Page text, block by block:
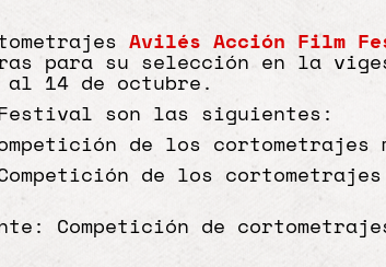
Avilés Acción Film
para su selección en la
14 de octubre.
son las siguientes:
de los cortometrajes
de los
Competición de